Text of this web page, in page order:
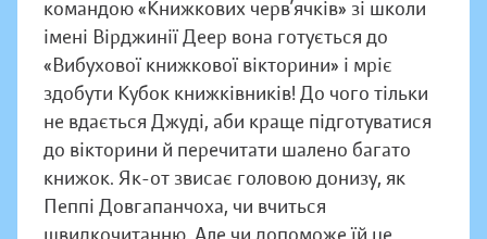
командою «Книжкових черв’ячків» зі школи
імені Вірджинії Деер вона готується до
«Вибухової книжкової вікторини» і мріє
здобути Кубок книжківників! До чого тільки
не вдається Джуді, аби краще підготуватися
до вікторини й перечитати шалено багато
книжок. Як-от звисає головою донизу, як
Пеппі Довгапанчоха, чи вчиться